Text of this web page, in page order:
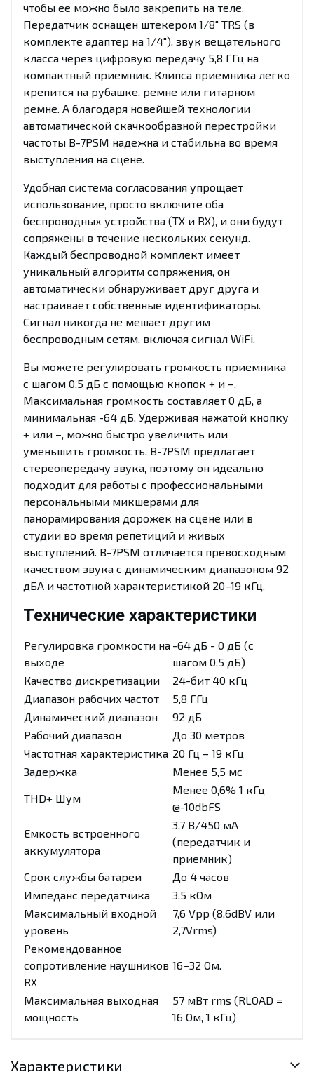
чтобы ее можно было закрепить на теле.
Передатчик оснащен штекером 1/8" TRS (в
комплекте адаптер на 1/4"), звук вещательного
класса через цифровую передачу 5,8 ГГц на
компактный приемник. Клипса приемника легко
крепится на рубашке, ремне или гитарном
ремне. А благодаря новейшей технологии
автоматической скачкообразной перестройки
частоты B-7PSM надежна и стабильна во время
выступления на сцене.
Удобная система согласования упрощает
использование, просто включите оба
беспроводных устройства (TX и RX), и они будут
сопряжены в течение нескольких секунд.
Каждый беспроводной комплект имеет
уникальный алгоритм сопряжения, он
автоматически обнаруживает друг друга и
настраивает собственные идентификаторы.
Сигнал никогда не мешает другим
беспроводным сетям, включая сигнал WiFi.
Вы можете регулировать громкость приемника
с шагом 0,5 дБ с помощью кнопок + и –.
Максимальная громкость составляет 0 дБ, а
минимальная -64 дБ. Удерживая нажатой кнопку
+ или –, можно быстро увеличить или
уменьшить громкость. B-7PSM предлагает
стереопередачу звука, поэтому он идеально
подходит для работы с профессиональными
персональными микшерами для
панорамирования дорожек на сцене или в
студии во время репетиций и живых
выступлений. B-7PSM отличается превосходным
качеством звука с динамическим диапазоном 92
дБА и частотной характеристикой 20–19 кГц.
Технические характеристики
Регулировка громкости на
выходе
-64 дБ - 0 дБ (с
шагом 0,5 дБ)
Качество дискретизации
24-бит 40 кГц
Диапазон рабочих частот
5,8 ГГц
Динамический диапазон
92 дБ
Рабочий диапазон
До 30 метров
Частотная характеристика 20 Гц – 19 кГц
Задержка
Менее 5,5 мс
THD+ Шум
Менее 0,6% 1 кГц
@-10dbFS
Емкость встроенного
аккумулятора
3,7 В/450 мА
(передатчик и
приемник)
Срок службы батареи
До 4 часов
Импеданс передатчика
3,5 кОм
Максимальный входной
уровень
7,6 Vpp (8,6dBV или
2,7Vrms)
Рекомендованное
сопротивление наушников
RX
16–32 Ом.
Максимальная выходная
мощность
57 мВт rms (RLOAD =
16 Ом, 1 кГц)
Характеристики